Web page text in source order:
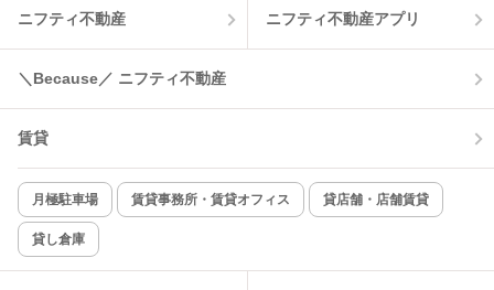
温水洗浄便座 オートロック
コンロ2口以上
新着のみ インターネット無料
該当件数:
物件一覧に反映
ニフティ不動産 ニフティ不動産アプリ
＼Because／ ニフティ不動産
賃貸
月極駐車場 賃貸事務所・賃貸オフィス 貸店舗・店舗賃貸
貸し倉庫